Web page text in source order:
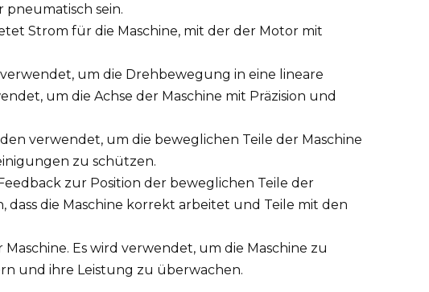
pneumatisch sein.
Strom für die Maschine, mit der der Motor mit
um die Drehbewegung in eine lineare
um die Achse der Maschine mit Präzision und
verwendet, um die beweglichen Teile der Maschine
zu schützen.
zur Position der beweglichen Teile der
dass die Maschine korrekt arbeitet und Teile mit den
Es wird verwendet, um die Maschine zu
und ihre Leistung zu überwachen.